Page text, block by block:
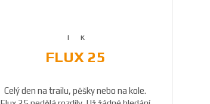
FLUX 25
Celý den na trailu, pěšky nebo na kole.